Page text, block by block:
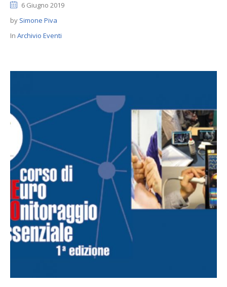
6 Giugno 2019
by Simone Piva
In Archivio Eventi